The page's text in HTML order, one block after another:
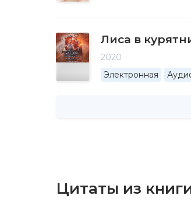
Лиса в
2020
Электронная
Цитаты из